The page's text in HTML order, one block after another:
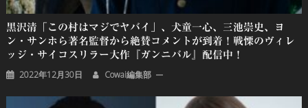
黒沢清「この村はマジでヤバイ」、犬童一心、三池崇史、ヨ
ン・サンホら著名監督から絶賛コメントが到着！戦慄のヴィレ
ッジ・サイコスリラー大作『ガンニバル』配信中！
2022年12月30日 Cowai編集部